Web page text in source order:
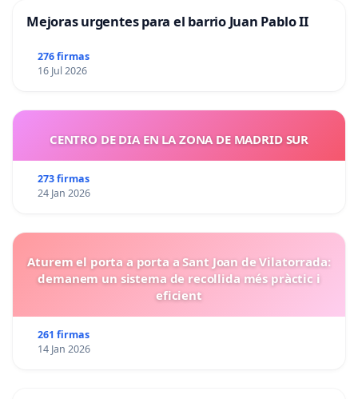
Mejoras urgentes para el barrio Juan Pablo II
276 firmas
16 Jul 2026
CENTRO DE DIA EN LA ZONA DE MADRID SUR
273 firmas
24 Jan 2026
Aturem el porta a porta a Sant Joan de Vilatorrada:
demanem un sistema de recollida més pràctic i
eficient
261 firmas
14 Jan 2026